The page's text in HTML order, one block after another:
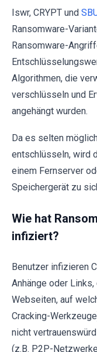
Iswr, CRYPT und
Ransomware-
Ransomware-
Algorithmen, die
verschlüsseln und
angehängt wurden.
Da es selten
entschlüsseln, wird
einem Fernserver
Speichergerät zu
Wie hat
infiziert?
Benutzer infizieren
Anhänge oder
Webseiten, auf
Cracking-
nicht
(z.B. P2P-